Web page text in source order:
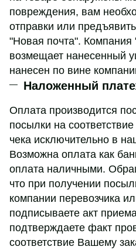
повреждения, вам
отправки или
"Новая почта". Компания
возмещает нанесенный
нанесен по вине
Наложенный
Оплата производится
посылки на
чека исключительно в
Возможна оплата как
оплата наличными.
что при получении
компании перевозчика
подписываете акт
подтверждаете факт
соответствие Вашему